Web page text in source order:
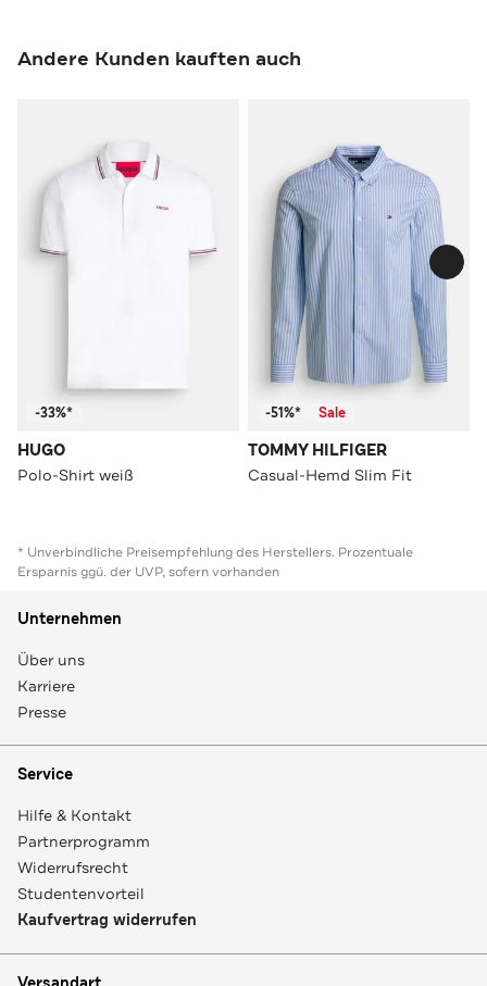
Andere Kunden kauften auch
-33%*
HUGO
Polo-Shirt weiß
-51%* Sale
TOMMY HILFIGER
Casual-Hemd Slim Fit
* Unverbindliche Preisempfehlung des Herstellers. Prozentuale
Ersparnis ggü. der UVP, sofern vorhanden
Unternehmen
Über uns
Karriere
Presse
Service
Hilfe & Kontakt
Partnerprogramm
Widerrufsrecht
Studentenvorteil
Kaufvertrag widerrufen